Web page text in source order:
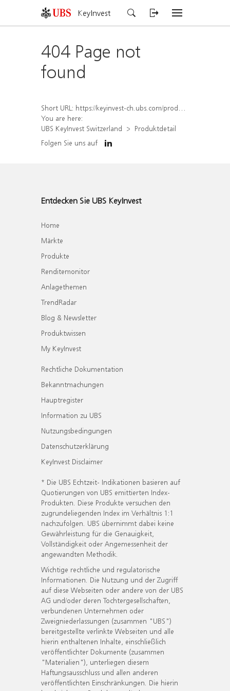
KeyInvest
404 Page not
found
Short URL: https://keyinvest-ch.ubs.com/produkt/detail/index/isin/CH1581941163
You are here:
UBS KeyInvest Switzerland
Produktdetail
Folgen Sie uns auf
Entdecken Sie UBS KeyInvest
Home
Märkte
Produkte
Renditemonitor
Anlagethemen
TrendRadar
Blog & Newsletter
Produktwissen
My KeyInvest
Rechtliche Dokumentation
Bekanntmachungen
Hauptregister
Information zu UBS
Nutzungsbedingungen
Datenschutzerklärung
KeyInvest Disclaimer
* Die UBS Echtzeit- Indikationen basieren auf
Quotierungen von UBS emittierten Index-
Produkten. Diese Produkte versuchen den
zugrundeliegenden Index im Verhältnis 1:1
nachzufolgen. UBS übernimmt dabei keine
Gewährleistung für die Genauigkeit,
Vollständigkeit oder Angemessenheit der
angewandten Methodik.
Wichtige rechtliche und regulatorische
Informationen. Die Nutzung und der Zugriff
auf diese Webseiten oder andere von der UBS
AG und/oder deren Tochtergesellschaften,
verbundenen Unternehmen oder
Zweigniederlassungen (zusammen "UBS")
bereitgestellte verlinkte Webseiten und alle
hierin enthaltenen Inhalte, einschließlich
veröffentlichter Dokumente (zusammen
"Materialien"), unterliegen diesem
Haftungsausschluss und allen anderen
veröffentlichten Einschränkungen. Die hierin